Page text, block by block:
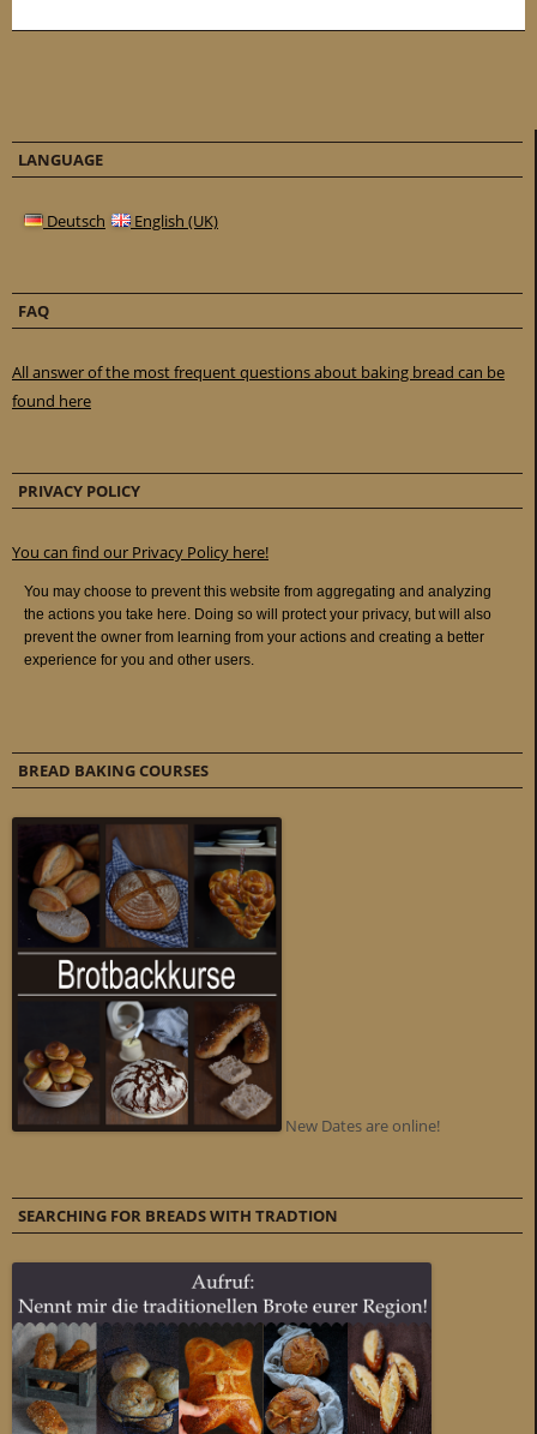
LANGUAGE
Deutsch English (UK)
FAQ
All answer of the most frequent questions about baking bread can be
found here
PRIVACY POLICY
You can find our Privacy Policy here!
BREAD BAKING COURSES
New Dates are online!
SEARCHING FOR BREADS WITH TRADTION